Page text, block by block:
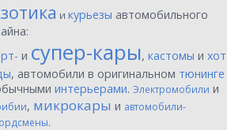
и курьезы автомобильного
и супер-кары, кастомы и
, автомобили в оригинальном тюнинге
интерьерами. Электромобили и
, микрокары и автомобили-
.